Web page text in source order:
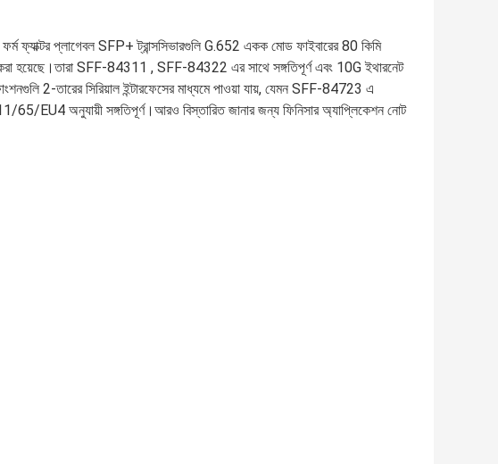
ফ্যাক্টর প্লাগেবল SFP+ ট্রান্সসিভারগুলি G.652 একক মোড ফাইবারের 80 কিমি
করা হয়েছে।তারা SFF-84311 , SFF-84322 এর সাথে সঙ্গতিপূর্ণ এবং 10G ইথারনেট
2-তারের সিরিয়াল ইন্টারফেসের মাধ্যমে পাওয়া যায়, যেমন SFF-84723 এ
65/EU4 অনুযায়ী সঙ্গতিপূর্ণ।আরও বিস্তারিত জানার জন্য ফিনিসার অ্যাপ্লিকেশন নোট